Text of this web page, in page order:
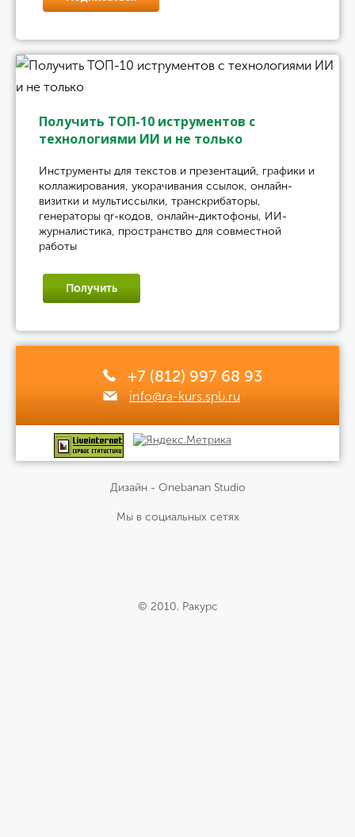
Получить ТОП-10 иструментов с
технологиями ИИ и не только
Инструменты для текстов и презентаций, графики и
коллажирования, укорачивания ссылок, онлайн-
визитки и мультиссылки, транскрибаторы,
генераторы qr-кодов, онлайн-диктофоны, ИИ-
журналистика, пространство для совместной
работы
Получить
+7 (812) 997 68 93
info@ra-kurs.spb.ru
Дизайн - Onebanan Studio
Мы в социальных сетях
© 2010. Ракурс